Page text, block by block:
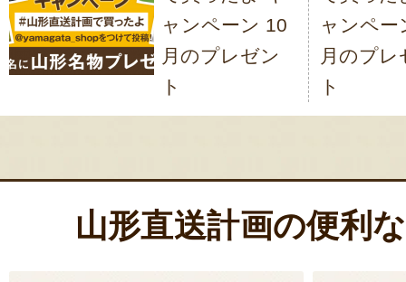
ビ
ゲ
ョ
ャンペーン 10
月のプレゼン
ト
ャンペー
月のプレ
ト
山形直送計画の便利